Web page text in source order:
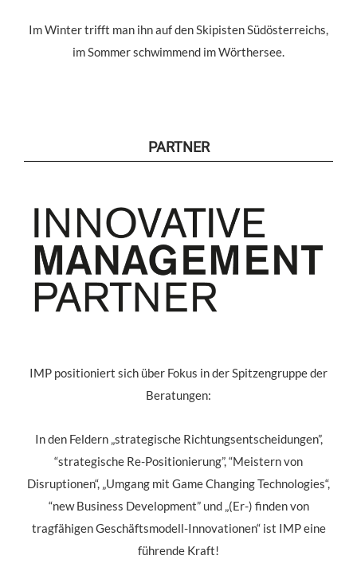
Im Winter trifft man ihn auf den Skipisten Südösterreichs,
im Sommer schwimmend im Wörthersee.
PARTNER
IMP positioniert sich über Fokus in der Spitzengruppe der
Beratungen:
In den Feldern „strategische Richtungsentscheidungen”,
“strategische Re-Positionierung”, “Meistern von
Disruptionen“, „Umgang mit Game Changing Technologies“,
“new Business Development” und „(Er-) finden von
tragfähigen Geschäftsmodell-Innovationen“ ist IMP eine
führende Kraft!